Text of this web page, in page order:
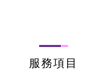
服務項目